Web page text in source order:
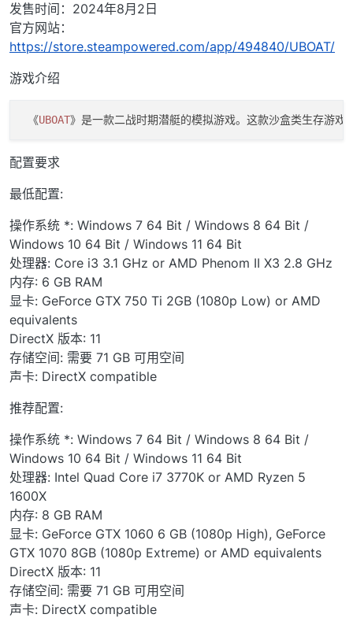
发售时间：2024年8月2日
官方网站：
https://store.steampowered.com/app/494840/UBOAT/
游戏介绍
《UBOAT
配置要求
最低配置:
操作系统 *: Windows 7 64 Bit / Windows 8 64 Bit /
Windows 10 64 Bit / Windows 11 64 Bit
处理器: Core i3 3.1 GHz or AMD Phenom II X3 2.8 GHz
内存: 6 GB RAM
显卡: GeForce GTX 750 Ti 2GB (1080p Low) or AMD
equivalents
DirectX 版本: 11
存储空间: 需要 71 GB 可用空间
声卡: DirectX compatible
推荐配置:
操作系统 *: Windows 7 64 Bit / Windows 8 64 Bit /
Windows 10 64 Bit / Windows 11 64 Bit
处理器: Intel Quad Core i7 3770K or AMD Ryzen 5
1600X
内存: 8 GB RAM
显卡: GeForce GTX 1060 6 GB (1080p High), GeForce
GTX 1070 8GB (1080p Extreme) or AMD equivalents
DirectX 版本: 11
存储空间: 需要 71 GB 可用空间
声卡: DirectX compatible